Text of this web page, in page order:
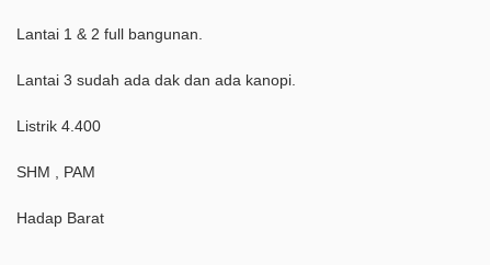
Lantai 1 & 2 full bangunan.
Lantai 3 sudah ada dak dan ada kanopi.
Listrik 4.400
SHM , PAM
Hadap Barat